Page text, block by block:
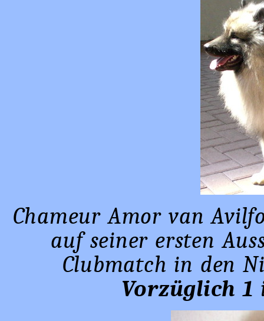
Chameur Amor van
auf seiner ersten
Clubmatch in den
Vorzüglich 1